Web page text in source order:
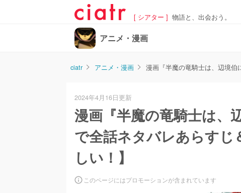
[ シアター ] 物語と、出会おう。
アニメ・漫画
ciatr アニメ・漫画 漫画『半魔の竜騎士は、辺境伯
2024年4月16日更新
漫画『半魔の竜騎士は、
で全話ネタバレあらすじ
しい！】
このページにはプロモーションが含まれています